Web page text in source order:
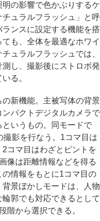
の影響で色かぶりするケ
ュラルフラッシュ」と呼
ンスに設定する機能を搭
も、全体を最適なホワイ
ュラルフラッシュでは、
し、撮影後にストロボ発
る。
新機能。主被写体の背景
パクトデジタルカメラで
いうもの。同モードで
影を行なう。1コマ目は
コマ目はわざとピントを
像は距離情報などを得る
情報をもとに1コマ目の
景ぼかしモードは、人物
郭でも対応できるとして
階から選択できる。